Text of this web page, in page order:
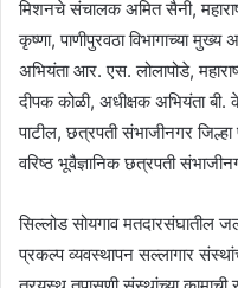
मिशनचे संचालक अमित सैनी,
कृष्णा, पाणीपुरवठा विभागाच्या
अभियंता आर. एस. लोलापोडे,
दीपक कोळी, अधीक्षक अभियंता बी.
पाटील, छत्रपती संभाजीनगर जिल्हा
वरिष्ठ भूवैज्ञानिक छत्रपती
सिल्लोड सोयगाव मतदारसंघातील
प्रकल्प व्यवस्थापन सल्लागार